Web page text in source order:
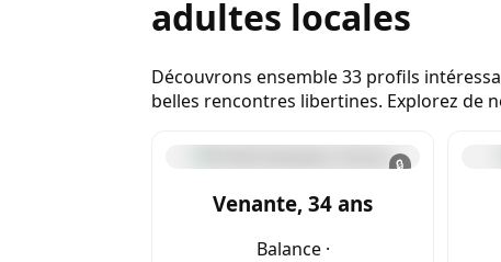
adultes locales
Découvrons ensemble 33 profils
belles rencontres libertines. Explorez de
🔒
Venante, 34 ans
Balance ·